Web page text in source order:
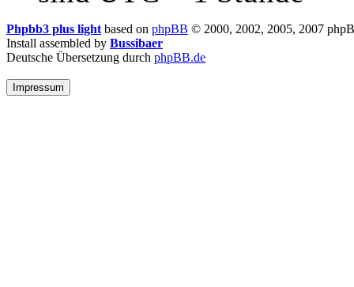
Phpbb3 plus light based on phpBB © 2000, 2002, 2005, 2007
Install assembled by Bussibaer
Deutsche Übersetzung durch phpBB.de